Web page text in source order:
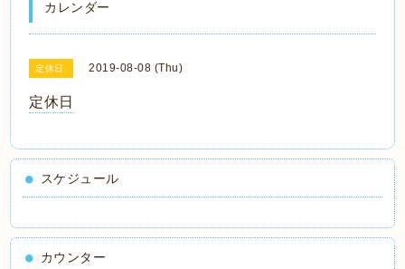
カレンダー
定休日 2019-08-08 (Thu)
定休日
スケジュール
カウンター